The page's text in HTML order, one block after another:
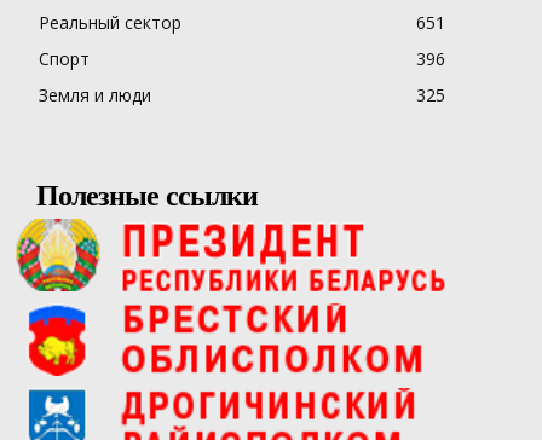
Реальный сектор
651
Спорт
396
Земля и люди
325
Полезные ссылки